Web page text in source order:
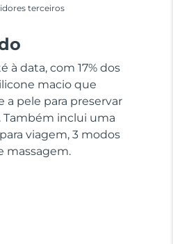
terceiros
à data, com 17% dos
macio que
a pele para preservar
Também inclui uma
viagem, 3 modos
massagem.